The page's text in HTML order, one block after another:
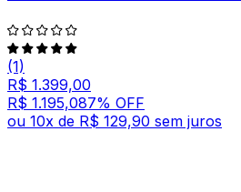
(1)
R$ 1.399,00
R$ 1.195,087% OFF
ou 10x de R$ 129,90 sem juros